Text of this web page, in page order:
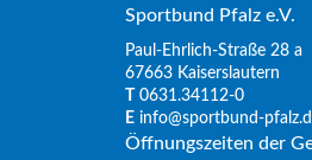
Sportbund Pfalz e.V.
Paul-Ehrlich-Straße 28 a
67663 Kaiserslautern
T0631.34112-0
E info@sportbund-
Öffnungszeiten der